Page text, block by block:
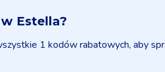
Estella?
1 kodów rabatowych, aby